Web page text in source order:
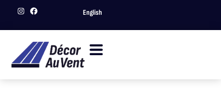
English